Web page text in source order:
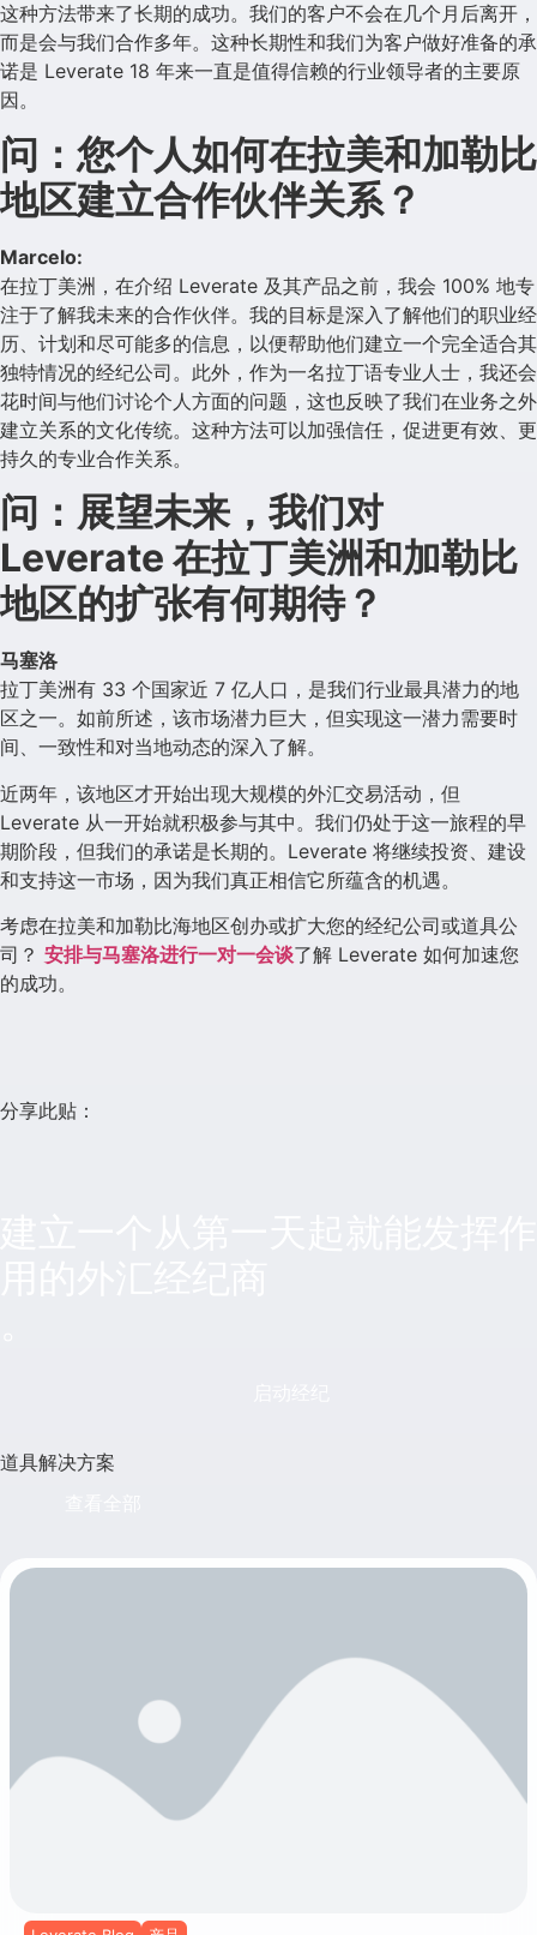
这种方法带来了长期的成功。我们的客户不会在几个月后离开，
而是会与我们合作多年。这种长期性和我们为客户做好准备的承
诺是 Leverate 18 年来一直是值得信赖的行业领导者的主要原
因。
问：您个人如何在拉美和加勒比
地区建立合作伙伴关系？
Marcelo:
在拉丁美洲，在介绍 Leverate 及其产品之前，我会 100% 地专
注于了解我未来的合作伙伴。我的目标是深入了解他们的职业经
历、计划和尽可能多的信息，以便帮助他们建立一个完全适合其
独特情况的经纪公司。此外，作为一名拉丁语专业人士，我还会
花时间与他们讨论个人方面的问题，这也反映了我们在业务之外
建立关系的文化传统。这种方法可以加强信任，促进更有效、更
持久的专业合作关系。
问：展望未来，我们对
Leverate 在拉丁美洲和加勒比
地区的扩张有何期待？
马塞洛
拉丁美洲有 33 个国家近 7 亿人口，是我们行业最具潜力的地
区之一。如前所述，该市场潜力巨大，但实现这一潜力需要时
间、一致性和对当地动态的深入了解。
近两年，该地区才开始出现大规模的外汇交易活动，但
Leverate 从一开始就积极参与其中。我们仍处于这一旅程的早
期阶段，但我们的承诺是长期的。Leverate 将继续投资、建设
和支持这一市场，因为我们真正相信它所蕴含的机遇。
考虑在拉美和加勒比海地区创办或扩大您的经纪公司或道具公
司？ 安排与马塞洛进行一对一会谈了解 Leverate 如何加速您
的成功。
分享此贴：
道具解决方案